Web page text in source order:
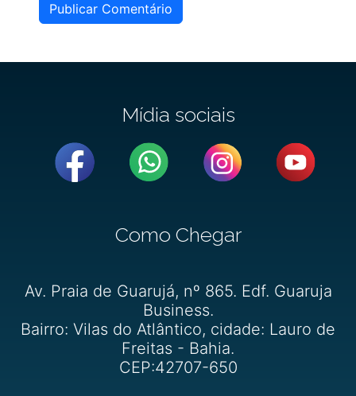
Publicar Comentário
Mídia sociais
Como Chegar
Av. Praia de Guarujá, nº 865. Edf. Guaruja
Business.
Bairro: Vilas do Atlântico, cidade: Lauro de
Freitas - Bahia.
CEP:42707-650